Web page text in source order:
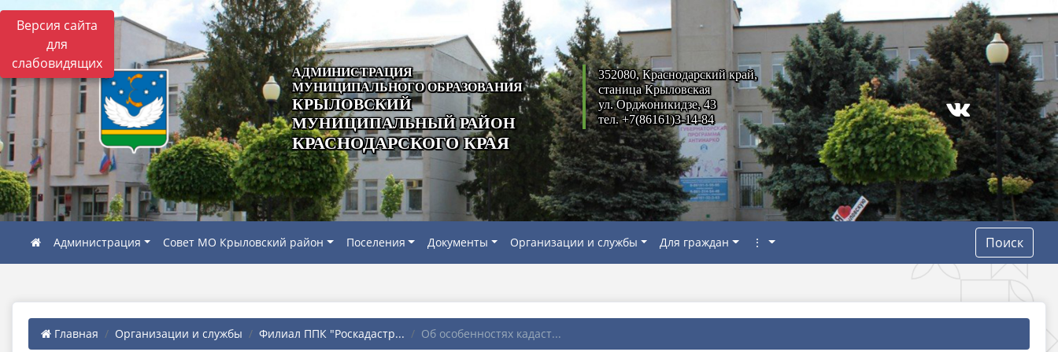
Версия сайта
для
слабовидящих
АДМИНИСТРАЦИЯ
МУНИЦИПАЛЬНОГО ОБРАЗОВАНИЯ
КРЫЛОВСКИЙ
МУНИЦИПАЛЬНЫЙ РАЙОН
КРАСНОДАРСКОГО КРАЯ
352080, Краснодарский край,
станица Крыловская
ул. Орджоникидзе, 43
тел. +7(86161)3-14-84
Администрация Совет МО Крыловский район Поселения Документы Организации и службы Для граждан ⋮ Поиск
Главная Организации и службы Филиал ППК "Роскадастр... Об особенностях кадаст...